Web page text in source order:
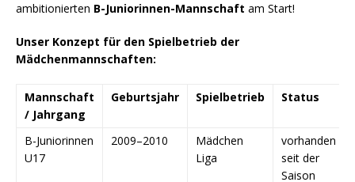
ambitionierten B-Juniorinnen-Mannschaft am Start!
Unser Konzept für den Spielbetrieb der
Mädchenmannschaften:
Mannschaft
/ Jahrgang
Geburtsjahr Spielbetrieb Status
B-Juniorinnen
U17
2009–2010
Mädchen
Liga
vorhanden
seit der
Saison